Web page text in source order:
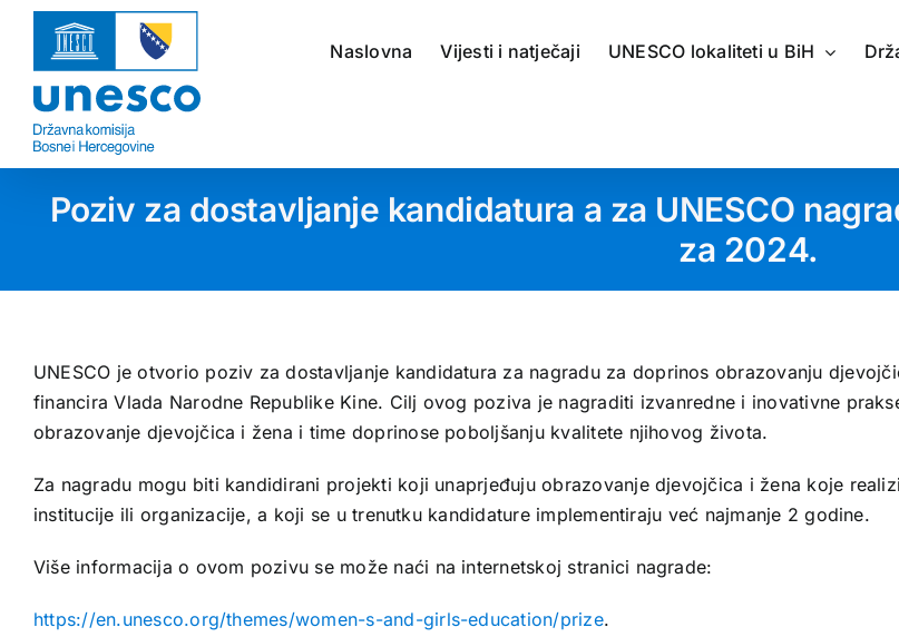
Skip
content
Naslovna Vijesti i natječaji UNESCO lokaliteti u BiH
Poziv za dostavljanje kandidatura a za UNESCO
za 2024.
UNESCO je otvorio poziv za dostavljanje kandidatura za nagradu za doprinos obrazovanju
financira Vlada Narodne Republike Kine. Cilj ovog poziva je nagraditi izvanredne i inovativne
obrazovanje djevojčica i žena i time doprinose poboljšanju kvalitete njihovog života.
Za nagradu mogu biti kandidirani projekti koji unaprjeđuju obrazovanje djevojčica i žena koje
institucije ili organizacije, a koji se u trenutku kandidature implementiraju već najmanje 2 godine.
Više informacija o ovom pozivu se može naći na internetskoj stranici nagrade:
https://en.unesco.org/themes/women-s-and-girls-education/prize.